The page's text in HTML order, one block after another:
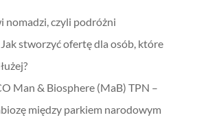
nomadzi, czyli podróżni
stworzyć ofertę dla osób, które
Man & Biosphere (MaB) TPN –
między parkiem narodowym